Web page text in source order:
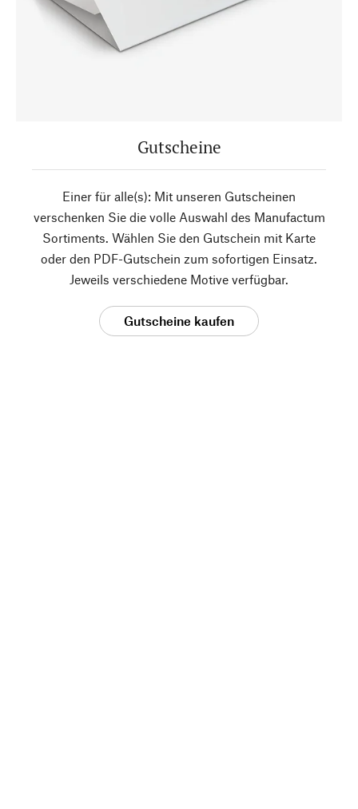
Gutscheine
Einer für alle(s): Mit unseren Gutscheinen
verschenken Sie die volle Auswahl des Manufactum
Sortiments. Wählen Sie den Gutschein mit Karte
oder den PDF-Gutschein zum sofortigen Einsatz.
Jeweils verschiedene Motive verfügbar.
Gutscheine kaufen